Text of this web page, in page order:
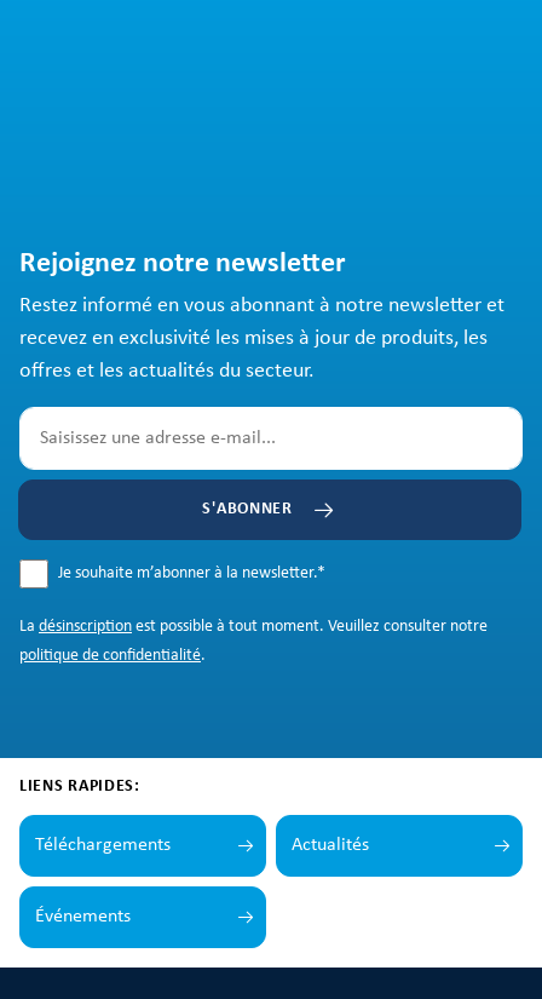
Rejoignez notre newsletter
Restez informé en vous abonnant à notre newsletter et
recevez en exclusivité les mises à jour de produits, les
offres et les actualités du secteur.
S'ABONNER
Je souhaite m’abonner à la newsletter.*
La désinscription est possible à tout moment. Veuillez consulter notre
politique de confidentialité.
LIENS RAPIDES:
Téléchargements Actualités
Événements